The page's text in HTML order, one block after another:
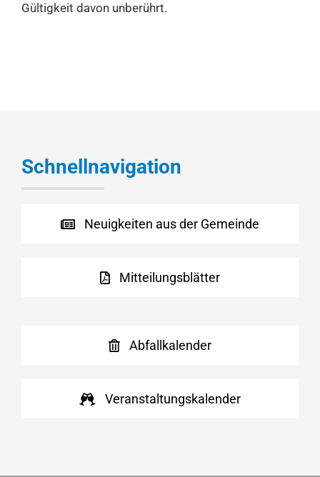
Gültigkeit davon unberührt.
Schnellnavigation
Neuigkeiten aus der Gemeinde
Mitteilungsblätter
Abfallkalender
Veranstaltungskalender